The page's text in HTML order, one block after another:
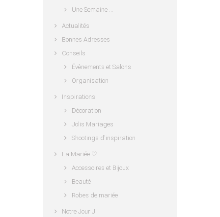
Une Semaine …
Actualités
Bonnes Adresses
Conseils
Évènements et Salons
Organisation
Inspirations
Décoration
Jolis Mariages
Shootings d'inspiration
La Mariée ♡
Accessoires et Bijoux
Beauté
Robes de mariée
Notre Jour J